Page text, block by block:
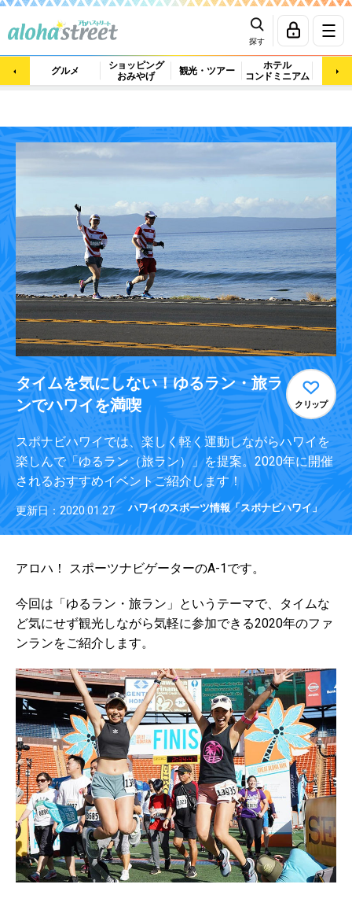
探す
グルメ
ショッピング
おみやげ
観光・ツアー
ホテル
コンドミニアム
マッ
タイムを気にしない！ゆるラン・旅ラ
ンでハワイを満喫
クリップ
スポナビハワイでは、楽しく軽く運動しながらハワイを
楽しんで「ゆるラン（旅ラン）」を提案。2020年に開催
されるおすすめイベントご紹介します！
更新日：2020.01.27 ハワイのスポーツ情報「スポナビハワイ」
アロハ！ スポーツナビゲーターのA-1です。
今回は「ゆるラン・旅ラン」というテーマで、タイムな
ど気にせず観光しながら気軽に参加できる2020年のファ
ンランをご紹介します。